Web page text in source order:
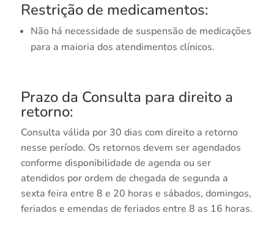
Restrição de medicamentos:
Não há necessidade de suspensão de medicações
para a maioria dos atendimentos clínicos.
Prazo da Consulta para direito a
retorno:
Consulta válida por 30 dias com direito a retorno
nesse período. Os retornos devem ser agendados
conforme disponibilidade de agenda ou ser
atendidos por ordem de chegada de segunda a
sexta feira entre 8 e 20 horas e sábados, domingos,
feriados e emendas de feriados entre 8 as 16 horas.